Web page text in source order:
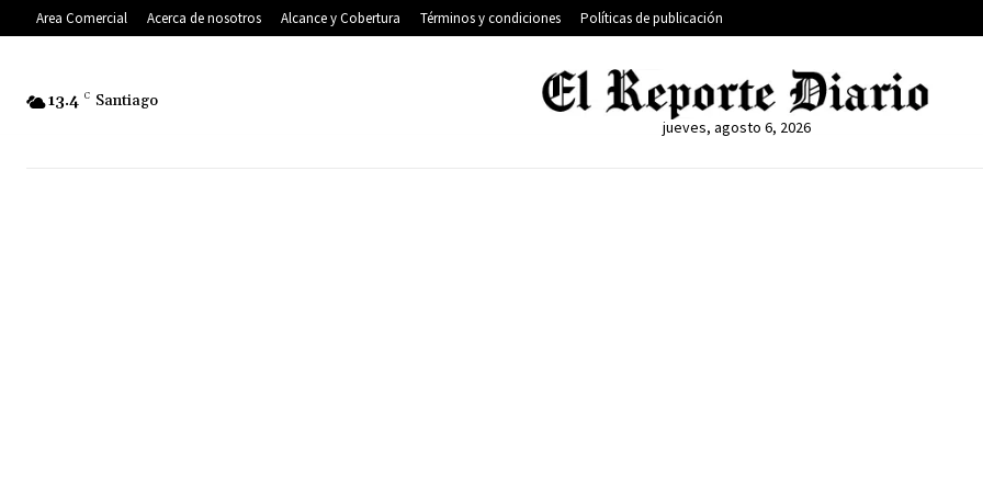
Area Comercial Acerca de nosotros Alcance y Cobertura Términos y condiciones Políticas de publicación
13.4 C Santiago
jueves, agosto 6, 2026